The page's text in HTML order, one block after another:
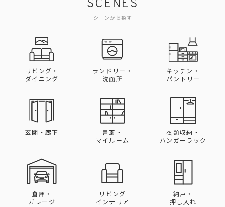
SCENES
シーンから探す
リビング・
ダイニング
ランドリー・
洗面所
キッチン・
パントリー
玄関・廊下
書斎・
マイルーム
衣類収納・
ハンガーラック
倉庫・
ガレージ
リビング
インテリア
納戸・
押し入れ